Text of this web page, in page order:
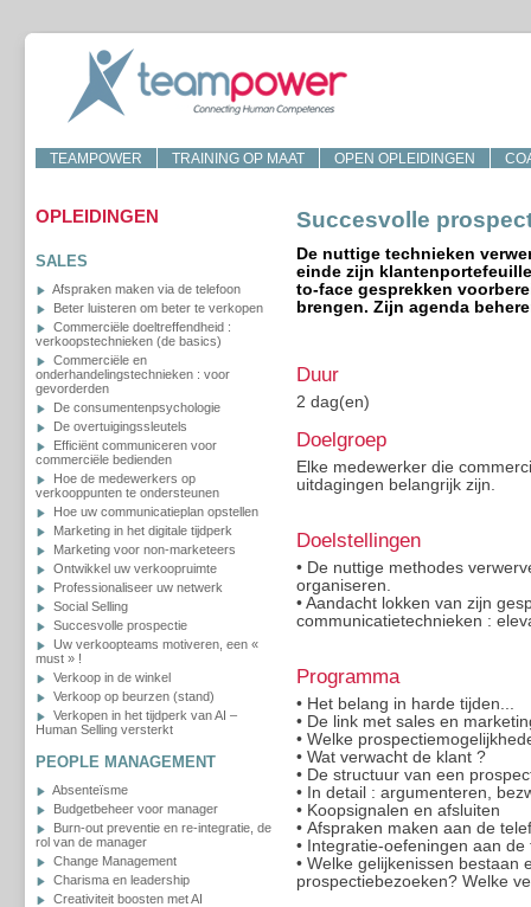
TEAMPOWER TRAINING OP MAAT OPEN OPLEIDINGEN
OPLEIDINGEN
SALES
Afspraken maken via de telefoon
Beter luisteren om beter te verkopen
Commerciële doeltreffendheid :
verkoopstechnieken (de basics)
Commerciële en
onderhandelingstechnieken : voor
gevorderden
De consumentenpsychologie
De overtuigingssleutels
Efficiënt communiceren voor
commerciële bedienden
Hoe de medewerkers op
verkooppunten te ondersteunen
Hoe uw communicatieplan opstellen
Marketing in het digitale tijdperk
Marketing voor non-marketeers
Ontwikkel uw verkoopruimte
Professionaliseer uw netwerk
Social Selling
Succesvolle prospectie
Uw verkoopteams motiveren, een «
must » !
Verkoop in de winkel
Verkoop op beurzen (stand)
Verkopen in het tijdperk van AI –
Human Selling versterkt
PEOPLE MANAGEMENT
Absenteïsme
Budgetbeheer voor manager
Burn-out preventie en re-integratie, de
rol van de manager
Change Management
Charisma en leadership
Creativiteit boosten met AI
Succesvolle
De nuttige technieken
einde zijn
to-face gesprekken
brengen. Zijn agenda
Duur
2 dag(en)
Doelgroep
Elke medewerker die
uitdagingen belangrijk zijn.
Doelstellingen
• De nuttige methodes
organiseren.
• Aandacht lokken van zijn
communicatietechnieken :
Programma
• Het belang in harde tijden...
• De link met sales en
• Welke
• Wat verwacht de klant ?
• De structuur van een
• In detail : argumenteren,
• Koopsignalen en afsluiten
• Afspraken maken aan de
• Integratie-oefeningen aan de
• Welke gelijkenissen bestaan
prospectiebezoeken? Welke